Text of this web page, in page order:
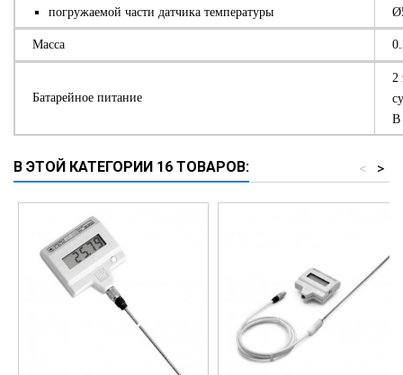
погружаемой части датчика температуры
Масса
Батарейное питание
2
В
В ЭТОЙ КАТЕГОРИИ 16 ТОВАРОВ: >
<